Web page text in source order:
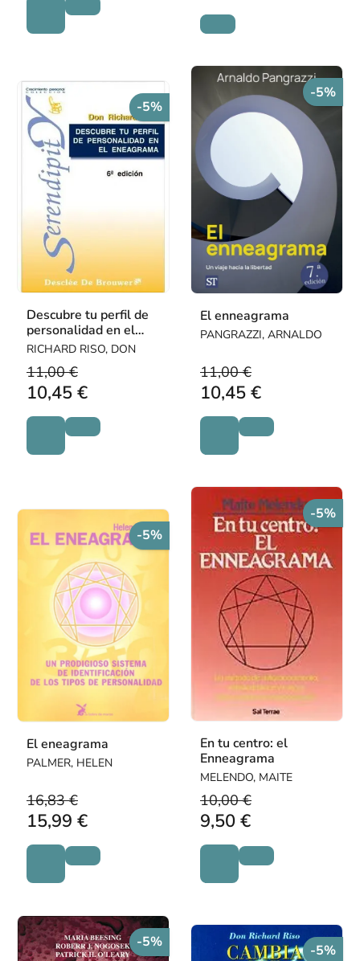
-5%
Descubre tu perfil de
personalidad en el
eneagrama
RICHARD RISO, DON
11,00 €
10,45 €
-5%
El enneagrama
PANGRAZZI, ARNALDO
11,00 €
10,45 €
-5%
El eneagrama
PALMER, HELEN
16,83 €
15,99 €
-5%
En tu centro: el
Enneagrama
MELENDO, MAITE
10,00 €
9,50 €
-5%
-5%